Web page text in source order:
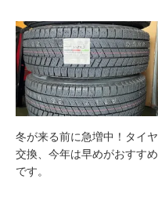
冬が来る前に急増中！タイヤ
交換、今年は早めがおすすめ
です。